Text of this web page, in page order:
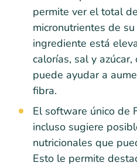
permite ver el total
micronutrientes de
ingrediente está
calorías, sal y
puede ayudar a
fibra.
El software único de
incluso sugiere
nutricionales que
Esto le permite